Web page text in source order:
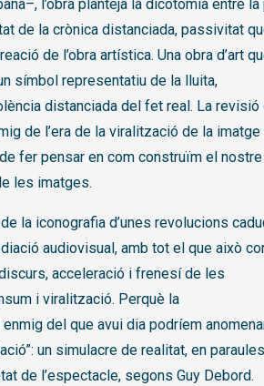
l’obra planteja la dicotomia entre
de la crònica distanciada, passivitat
de l’obra artística. Una obra d’art
símbol representatiu de la lluita,
distanciada del fet real. La revisió
de l’era de la viralització de la
fer pensar en com construïm el
les imatges.
la iconografia d’unes revolucions
audiovisual, amb tot el que això
acceleració i frenesí de les
i viralització. Perquè la
del que avui dia podríem
un simulacre de realitat, en paraules
de l’espectacle, segons Guy Debord.